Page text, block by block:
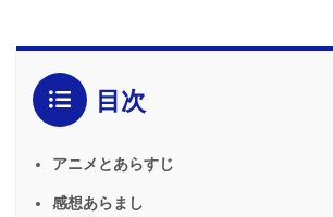
目次
アニメとあらすじ
感想あらまし